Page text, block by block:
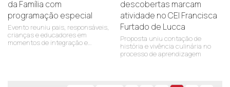
da Família com
programação especial
Evento reuniu pais, responsáveis,
crianças e educadores em
momentos de integração e
descobertas marcam
atividade no CEI Francisca
Furtado de Lucca
Proposta uniu contação de
história e vivência culinária no
processo de aprendizagem